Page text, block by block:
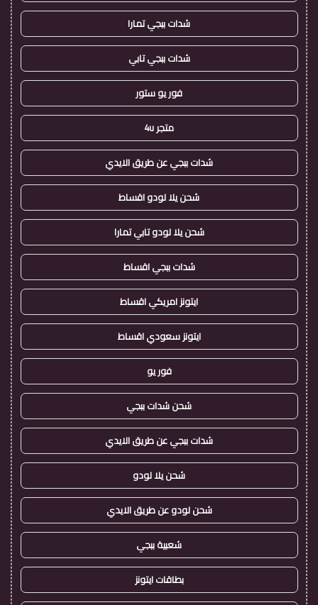
شدات ببجي تمارا
شدات ببجي تابي
فور يو ستور
متجر 4u
شدات ببجي عن طريق الايدي
شحن يلا لودو اقساط
شحن يلا لودو تابي تمارا
شدات ببجي اقساط
ايتونز امريكي اقساط
ايتونز سعودي اقساط
فور يو
شحن شدات ببجي
شدات ببجي عن طريق الايدي
شحن يلا لودو
شحن لودو عن طريق الايدي
شعبية ببجي
بطاقات ايتونز